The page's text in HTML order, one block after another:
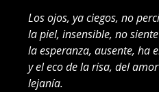
Los ojos, ya ciegos, no
la piel, insensible, no
la esperanza, ausente, ha
y el eco de la risa, del
lejanía.